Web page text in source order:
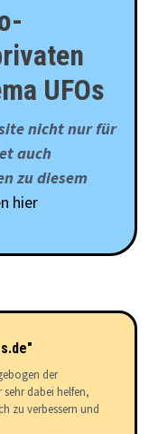
UFOs
nicht nur für
auch
zu diesem
hier
der
dabei helfen,
zu verbessern und